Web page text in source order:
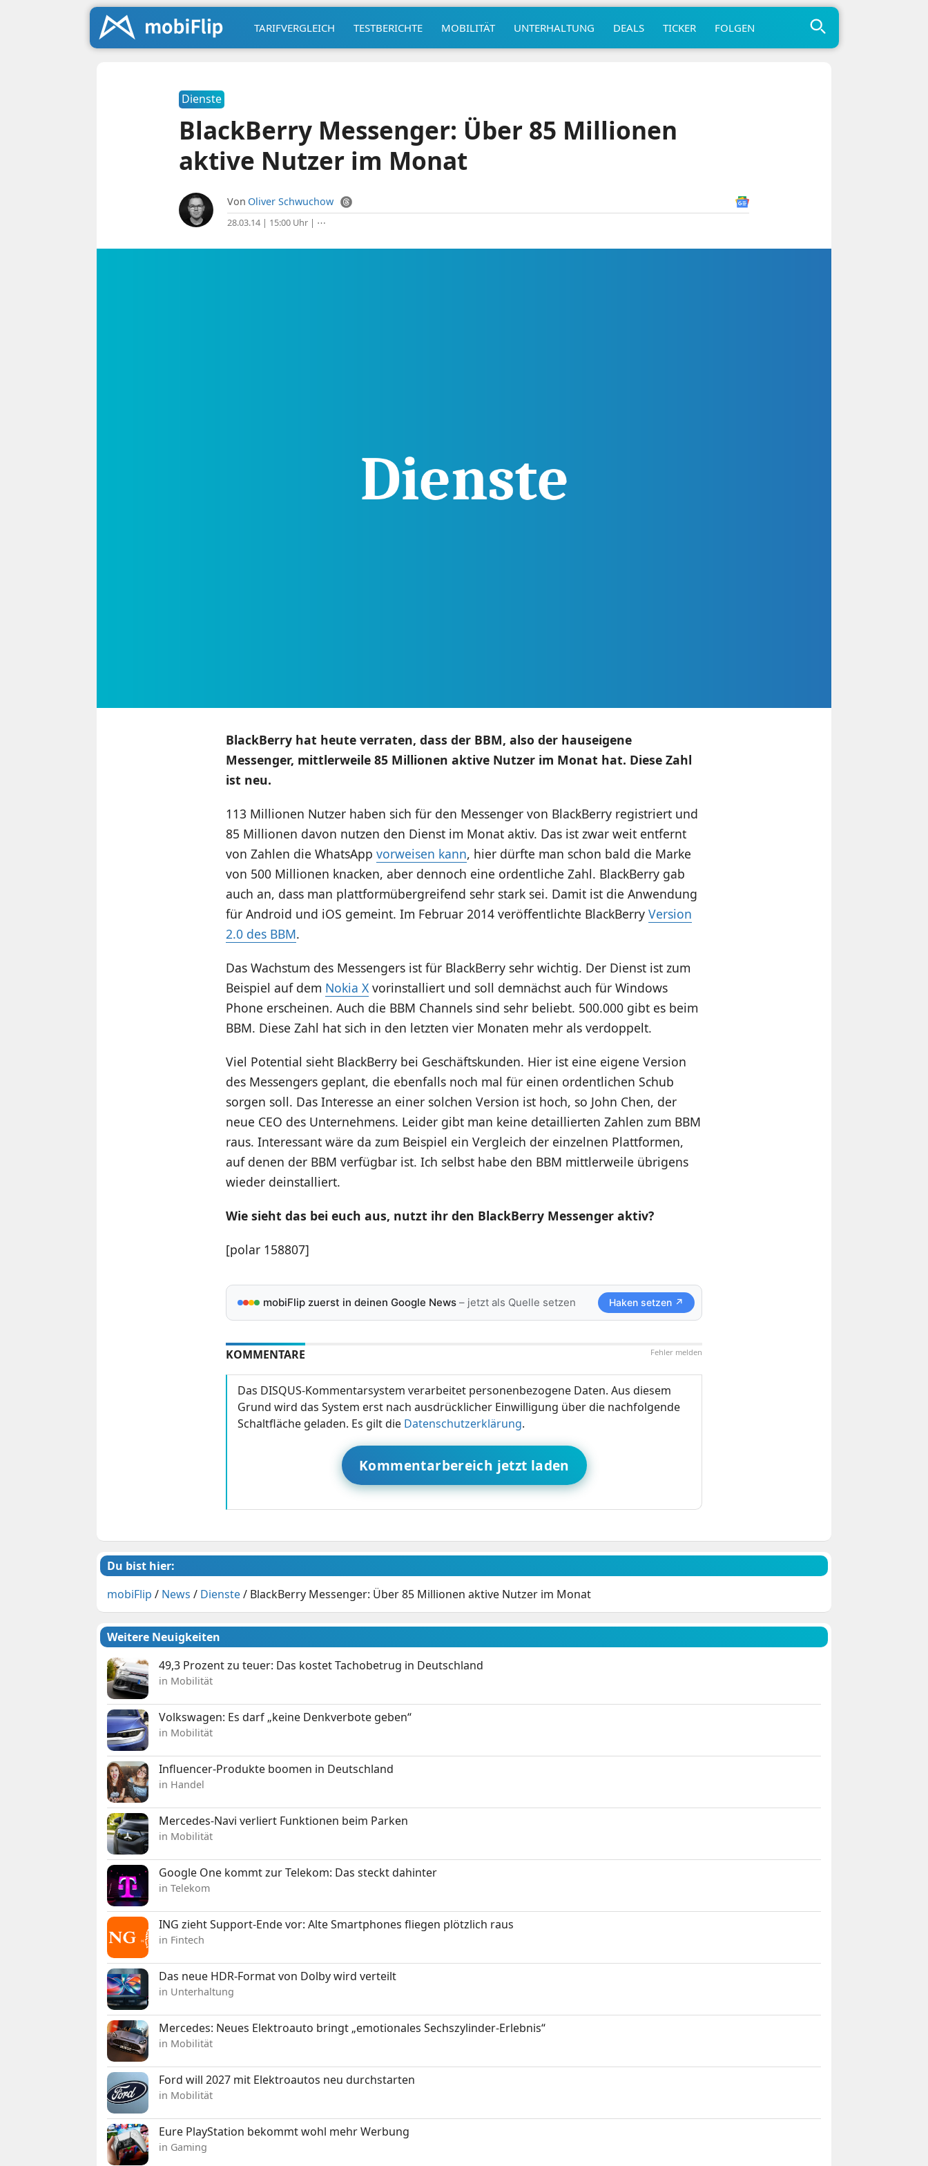
TARIFVERGLEICH TESTBERICHTE MOBILITÄT UNTERHALTUNG DEALS TICKER FOLGEN
Dienste
BlackBerry Messenger: Über 85 Millionen
aktive Nutzer im Monat
Von Oliver Schwuchow
28.03.14 | 15:00 Uhr| ⋯
BlackBerry hat heute verraten, dass der BBM, also der hauseigene
Messenger, mittlerweile 85 Millionen aktive Nutzer im Monat hat. Diese Zahl
ist neu.
113 Millionen Nutzer haben sich für den Messenger von BlackBerry registriert und
85 Millionen davon nutzen den Dienst im Monat aktiv. Das ist zwar weit entfernt
von Zahlen die WhatsApp vorweisen kann, hier dürfte man schon bald die Marke
von 500 Millionen knacken, aber dennoch eine ordentliche Zahl. BlackBerry gab
auch an, dass man plattformübergreifend sehr stark sei. Damit ist die Anwendung
für Android und iOS gemeint. Im Februar 2014 veröffentlichte BlackBerry Version
2.0 des BBM.
Das Wachstum des Messengers ist für BlackBerry sehr wichtig. Der Dienst ist zum
Beispiel auf dem Nokia Xvorinstalliert und soll demnächst auch für Windows
Phone erscheinen. Auch die BBM Channels sind sehr beliebt. 500.000 gibt es beim
BBM. Diese Zahl hat sich in den letzten vier Monaten mehr als verdoppelt.
Viel Potential sieht BlackBerry bei Geschäftskunden. Hier ist eine eigene Version
des Messengers geplant, die ebenfalls noch mal für einen ordentlichen Schub
sorgen soll. Das Interesse an einer solchen Version ist hoch, so John Chen, der
neue CEO des Unternehmens. Leider gibt man keine detaillierten Zahlen zum BBM
raus. Interessant wäre da zum Beispiel ein Vergleich der einzelnen Plattformen,
auf denen der BBM verfügbar ist. Ich selbst habe den BBM mittlerweile übrigens
wieder deinstalliert.
Wie sieht das bei euch aus, nutzt ihr den BlackBerry Messenger aktiv?
[polar 158807]
mobiFlip zuerst in deinen Google News– jetzt als Quelle setzen Haken setzen ↗
Fehler melden
KOMMENTARE
Das DISQUS-Kommentarsystem verarbeitet personenbezogene Daten. Aus diesem
Grund wird das System erst nach ausdrücklicher Einwilligung über die nachfolgende
Schaltfläche geladen. Es gilt die Datenschutzerklärung.
Kommentarbereich jetzt laden
Du bist hier:
mobiFlip / News / Dienste/ BlackBerry Messenger: Über 85 Millionen aktive Nutzer im Monat
Weitere Neuigkeiten
49,3 Prozent zu teuer: Das kostet Tachobetrug in Deutschland
in Mobilität
Volkswagen: Es darf „keine Denkverbote geben“
in Mobilität
Influencer-Produkte boomen in Deutschland
in Handel
Mercedes-Navi verliert Funktionen beim Parken
in Mobilität
Google One kommt zur Telekom: Das steckt dahinter
in Telekom
ING zieht Support-Ende vor: Alte Smartphones fliegen plötzlich raus
in Fintech
Das neue HDR-Format von Dolby wird verteilt
in Unterhaltung
Mercedes: Neues Elektroauto bringt „emotionales Sechszylinder-Erlebnis“
in Mobilität
Ford will 2027 mit Elektroautos neu durchstarten
in Mobilität
Eure PlayStation bekommt wohl mehr Werbung
in Gaming